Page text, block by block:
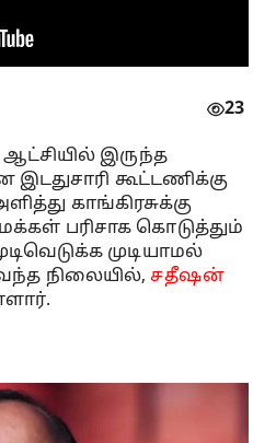
23
இருந்த
கூட்டணிக்கு
காங்கிரசுக்கு
பரிசாக கொடுத்தும்
முடியாமல்
நிலையில்,சதீஷன்